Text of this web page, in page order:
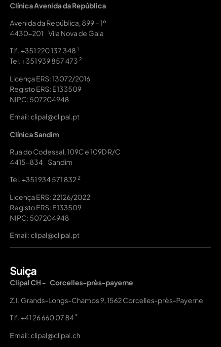
Clínica Avenida da República
Avenida da República, 899 – 1º
4430-201 Vila Nova de Gaia
Tlf.+351 220 137 348 1
Tel.+351 939 857 473 2
Licença ERS: 13072/2016
Registo ERS: E133509
NIPC: 507204948
Email: clipal@clipal.pt
Clínica Sandim
Rua do Codessal, 109C e 109D R/C
4415-834 Sandim
Tel.+351 934 571 8322
Licença ERS: 22126/2022
Registo ERS: E133509
NIPC: 507204948
Email: clipal@clipal.pt
Suiça
Clipal CH - Corcelles-près-payerne
Z.I. Grands-Longs-Champs 9, 1562 Corcelles-près-Payerne
Tlf.+41 26 660 07 84 *
Email: clipal@clipal.ch